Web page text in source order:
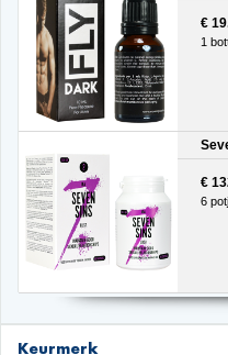
€
1
€
6
Keurmerk